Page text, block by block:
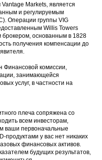
Markets, является
и регулируемым
Операции группы VIG
Willis Towers
брокером, основанным в 1828
получения компенсации до
комиссии,
занимающейся
услуг, в частности на
плеча сопряжена со
всем инвесторам,
ваши первоначальные
продуктами у вас нет никаких
финансовых активов.
будущих результатов,